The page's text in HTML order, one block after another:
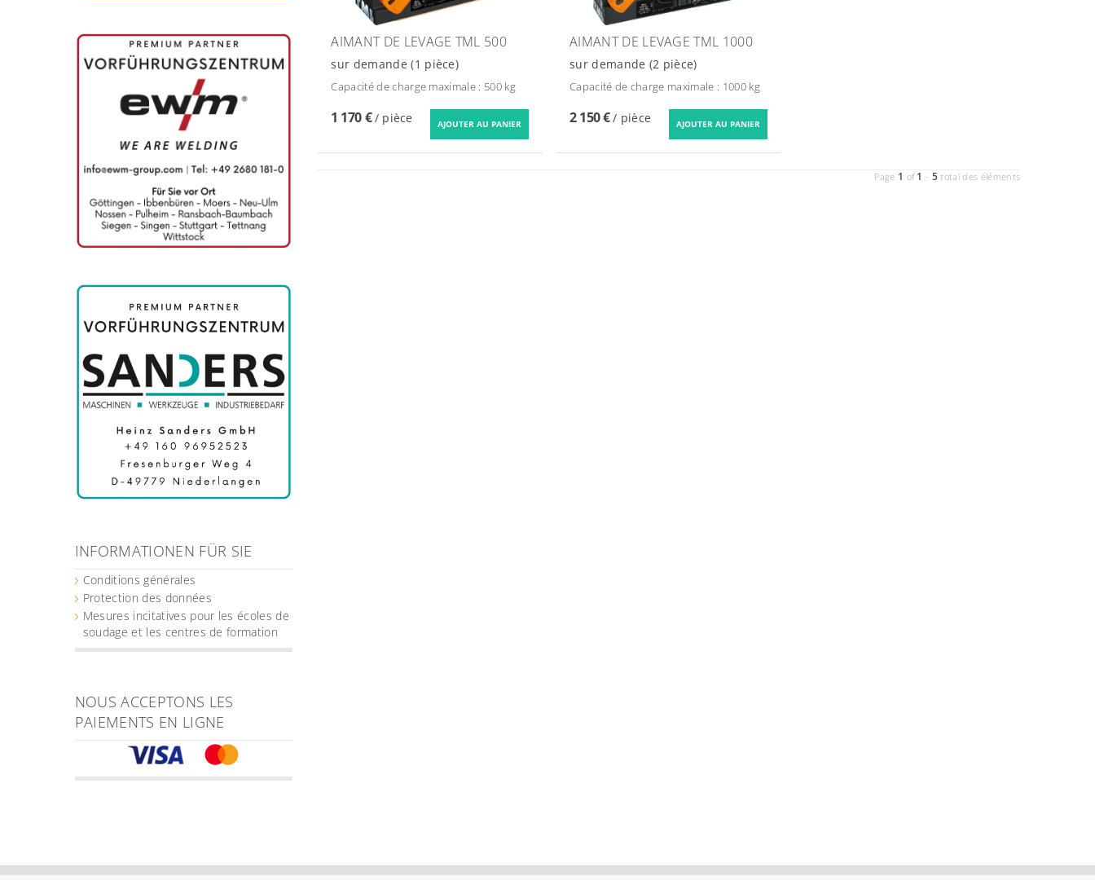
INFORMATIONEN FÜR SIE
Conditions générales
Protection des données
Mesures incitatives pour les écoles de
soudage et les centres de formation
NOUS ACCEPTONS LES
PAIEMENTS EN LIGNE
AIMANT DE LEVAGE TML 500
sur demande(1 pièce)
Capacité de charge maximale : 500 kg
1 170 €/ pièce
AIMANT DE LEVAGE TML 1000
sur demande (2 pièce)
Capacité de charge maximale : 1000 kg
2 150 €/ pièce
Page 1 of 1 - 5 total des éléments